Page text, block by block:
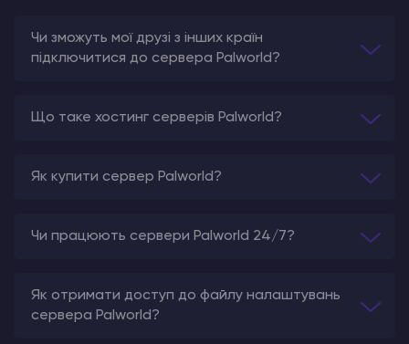
Чи зможуть мої друзі з інших країн
підключитися до сервера Palworld?
Що таке хостинг серверів Palworld?
Як купити сервер Palworld?
Чи працюють сервери Palworld 24/7?
Як отримати доступ до файлу налаштувань
сервера Palworld?